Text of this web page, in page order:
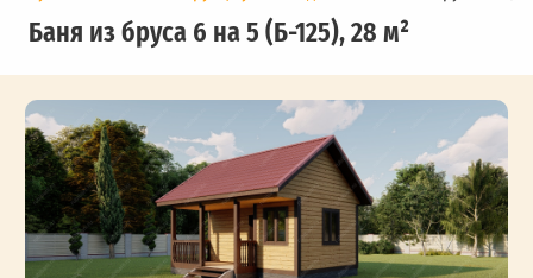
Баня из бруса 6 на 5 (Б-125), 28 м²